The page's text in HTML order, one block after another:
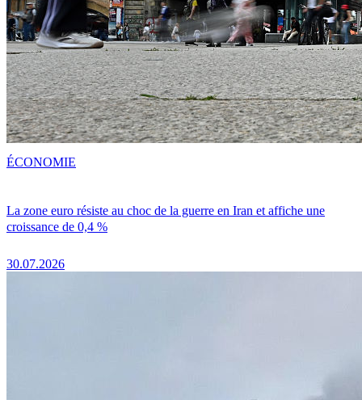
La zone euro résiste au choc de la guerre en Iran et affiche une
croissance de 0,4 %
30.07.2026
ÉCONOMIE